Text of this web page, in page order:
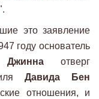
это заявление
году основатель
отверг
Давида Бен
отношения, и